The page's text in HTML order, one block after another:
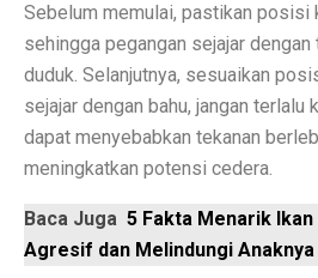
5 Fakta Menarik Kota
12 Fakta Menarik Batik
Penelitian: Asam Laut
6 Aplikasi Sadap
Sebelum memulai, pastikan posisi
sehingga pegangan sejajar
duduk. Selanjutnya, sesuaikan
sejajar dengan bahu, jangan terlalu
dapat menyebabkan tekanan
meningkatkan potensi cedera.
Baca Juga 5 Fakta Menarik
Agresif dan Melindungi Anaknya